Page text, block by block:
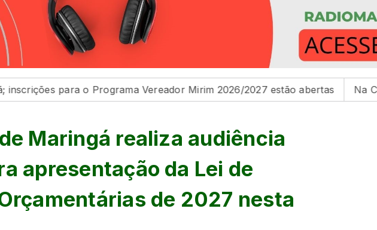
o Programa Vereador Mirim 2026/2027 estão abertas Na Câmara de
Maringá realiza audiência
apresentação da Lei de
de 2027 nesta